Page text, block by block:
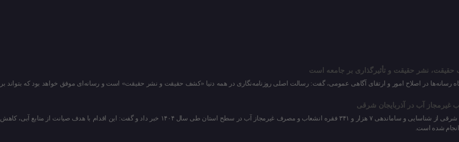
نشر حقیقت و تأثیرگذاری بر جامعه است
رسانه‌ها در اصلاح امور و ارتقای آگاهی عمومی، گفت: رسالت اصلی روزنامه‌نگاری در همه دنیا «کشف حقیقت و نشر حقیقت» است و رسانه‌ای موفق خواهد بود که بتواند بر
مدیرعامل شرکت آب و فاضلاب استان آذربایجان شرقی از شناسایی و ساماندهی ۷ هزار و ۳۴۱ فقره انشعاب و مصرف غیرمجاز آب در سطح استان طی سال ۱۴۰۴ خبر داد و گفت: این اقدام با هدف صیانت از منابع آبی، کاهش
شده است.